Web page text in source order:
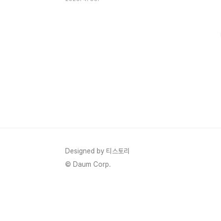
Designed by 티스토리
© Daum Corp.